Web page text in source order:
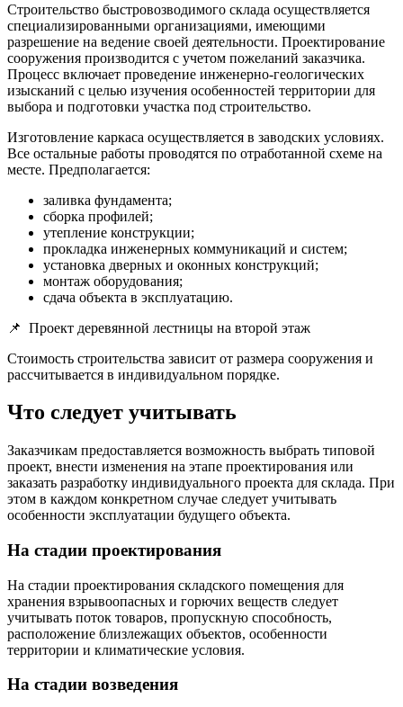
Строительство быстровозводимого склада осуществляется
специализированными организациями, имеющими
разрешение на ведение своей деятельности. Проектирование
сооружения производится с учетом пожеланий заказчика.
Процесс включает проведение инженерно-геологических
изысканий с целью изучения особенностей территории для
выбора и подготовки участка под строительство.
Изготовление каркаса осуществляется в заводских условиях.
Все остальные работы проводятся по отработанной схеме на
месте. Предполагается:
заливка фундамента;
сборка профилей;
утепление конструкции;
прокладка инженерных коммуникаций и систем;
установка дверных и оконных конструкций;
монтаж оборудования;
сдача объекта в эксплуатацию.
📌 Проект деревянной лестницы на второй этаж
Стоимость строительства зависит от размера сооружения и
рассчитывается в индивидуальном порядке.
Что следует учитывать
Заказчикам предоставляется возможность выбрать типовой
проект, внести изменения на этапе проектирования или
заказать разработку индивидуального проекта для склада. При
этом в каждом конкретном случае следует учитывать
особенности эксплуатации будущего объекта.
На стадии проектирования
На стадии проектирования складского помещения для
хранения взрывоопасных и горючих веществ следует
учитывать поток товаров, пропускную способность,
расположение близлежащих объектов, особенности
территории и климатические условия.
На стадии возведения